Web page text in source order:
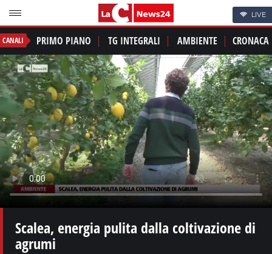
LIVE
CANALI PRIMO PIANO TG INTEGRALI AMBIENTE CRONACA
Scalea, energia pulita dalla coltivazione di
agrumi